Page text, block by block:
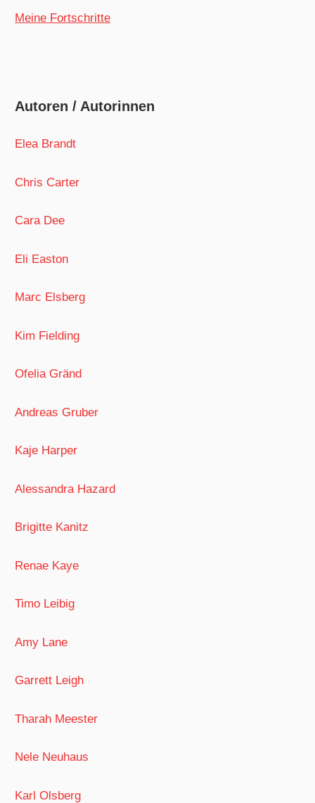
Meine Fortschritte
Autoren / Autorinnen
Elea Brandt
Chris Carter
Cara Dee
Eli Easton
Marc Elsberg
Kim Fielding
Ofelia Gränd
Andreas Gruber
Kaje Harper
Alessandra Hazard
Brigitte Kanitz
Renae Kaye
Timo Leibig
Amy Lane
Garrett Leigh
Tharah Meester
Nele Neuhaus
Karl Olsberg